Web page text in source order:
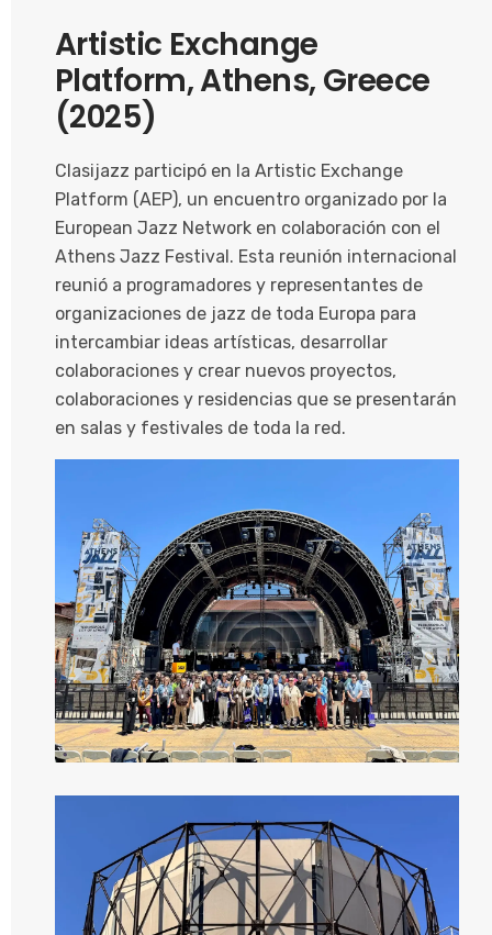
Artistic Exchange
Platform, Athens, Greece
(2025)
Clasijazz participó en la Artistic Exchange
Platform (AEP), un encuentro organizado por la
European Jazz Network en colaboración con el
Athens Jazz Festival. Esta reunión internacional
reunió a programadores y representantes de
organizaciones de jazz de toda Europa para
intercambiar ideas artísticas, desarrollar
colaboraciones y crear nuevos proyectos,
colaboraciones y residencias que se presentarán
en salas y festivales de toda la red.